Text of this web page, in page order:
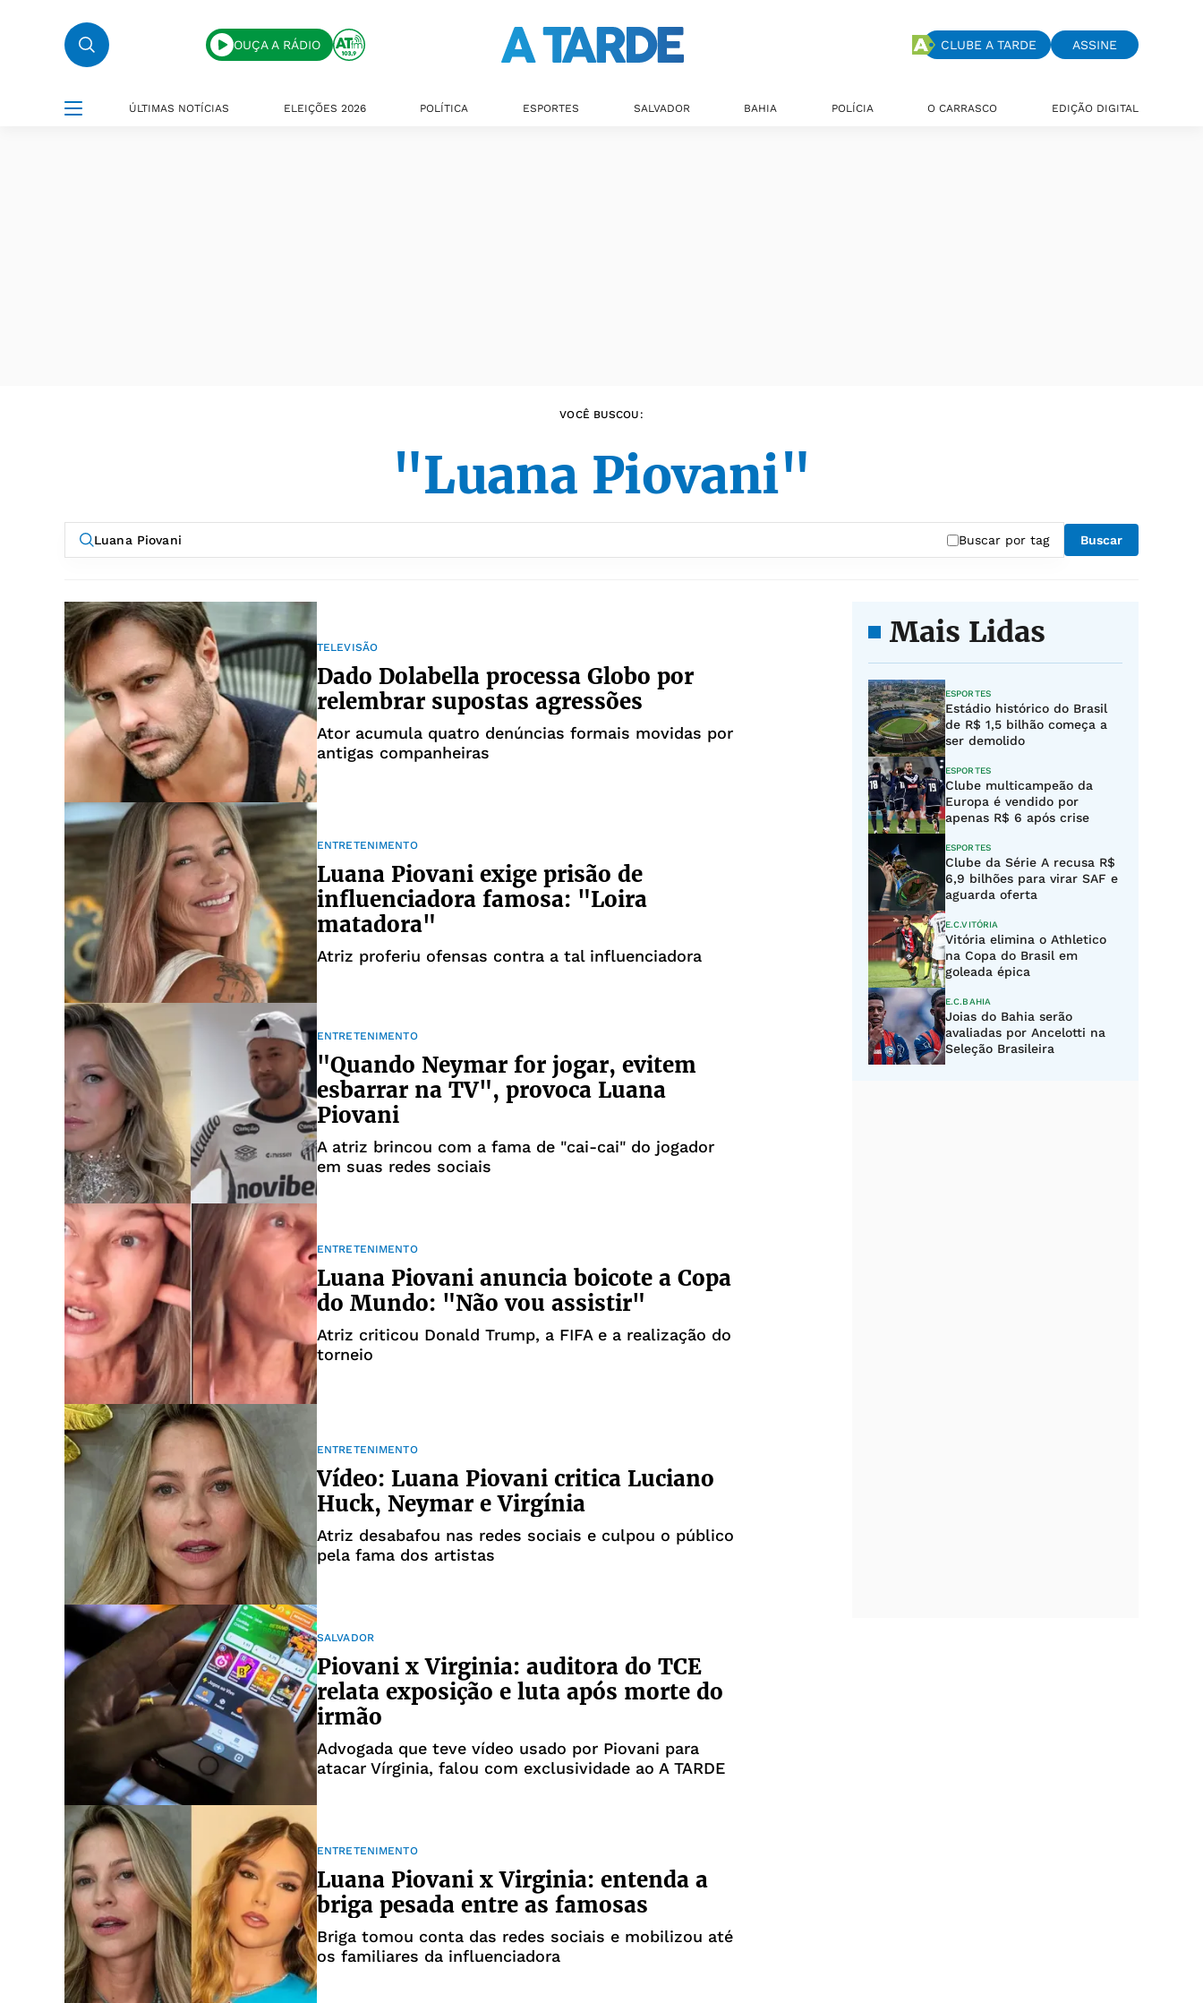
OUÇA A RÁDIO CLUBE A TARDE ASSINE
ÚLTIMAS NOTÍCIAS ELEIÇÕES 2026 POLÍTICA ESPORTES SALVADOR BAHIA POLÍCIA O CARRASCO EDIÇÃO DIGITAL
VOCÊ BUSCOU:
"Luana Piovani"
Buscar por tag Buscar
TELEVISÃO
Dado Dolabella processa Globo por
relembrar supostas agressões
Ator acumula quatro denúncias formais movidas por
antigas companheiras
ENTRETENIMENTO
Luana Piovani exige prisão de
influenciadora famosa: "Loira
matadora"
Atriz proferiu ofensas contra a tal influenciadora
ENTRETENIMENTO
"Quando Neymar for jogar, evitem
esbarrar na TV", provoca Luana
Piovani
A atriz brincou com a fama de "cai-cai" do jogador
em suas redes sociais
ENTRETENIMENTO
Luana Piovani anuncia boicote a Copa
do Mundo: "Não vou assistir"
Atriz criticou Donald Trump, a FIFA e a realização do
torneio
ENTRETENIMENTO
Vídeo: Luana Piovani critica Luciano
Huck, Neymar e Virgínia
Atriz desabafou nas redes sociais e culpou o público
pela fama dos artistas
SALVADOR
Piovani x Virginia: auditora do TCE
relata exposição e luta após morte do
irmão
Advogada que teve vídeo usado por Piovani para
atacar Vírginia, falou com exclusividade ao A TARDE
ENTRETENIMENTO
Luana Piovani x Virginia: entenda a
briga pesada entre as famosas
Briga tomou conta das redes sociais e mobilizou até
os familiares da influenciadora
Mais Lidas
ESPORTES
Estádio histórico do Brasil
de R$ 1,5 bilhão começa a
ser demolido
ESPORTES
Clube multicampeão da
Europa é vendido por
apenas R$ 6 após crise
ESPORTES
Clube da Série A recusa R$
6,9 bilhões para virar SAF e
aguarda oferta
E.C.VITÓRIA
Vitória elimina o Athletico
na Copa do Brasil em
goleada épica
E.C.BAHIA
Joias do Bahia serão
avaliadas por Ancelotti na
Seleção Brasileira